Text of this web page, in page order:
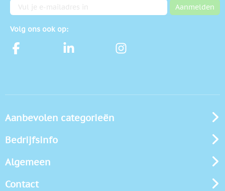
E-mailadres Aanmelden
Volg ons ook op:
Aanbevolen categorieën
Bedrijfsinfo
Algemeen
Contact